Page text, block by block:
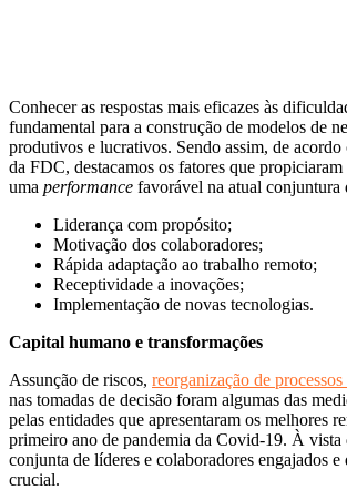
Conhecer as respostas mais eficazes às
fundamental para a construção de modelos de
produtivos e lucrativos. Sendo assim, de
da FDC, destacamos os fatores que propiciaram
uma performance favorável na atual conjuntura
Liderança com propósito;
Motivação dos colaboradores;
Rápida adaptação ao trabalho remoto;
Receptividade a inovações;
Implementação de novas tecnologias.
Capital humano e transformações
Assunção de riscos, reorganização de
nas tomadas de decisão foram algumas das
pelas entidades que apresentaram os melhores
primeiro ano de pandemia da Covid-19. À vista
conjunta de líderes e colaboradores engajados
crucial.